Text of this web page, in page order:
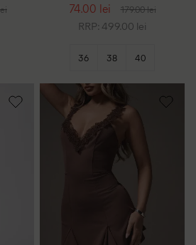
74.00 lei 179.00 lei
RRP: 499.00 lei
36 38 40